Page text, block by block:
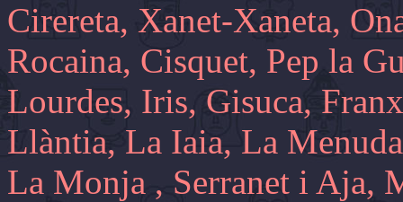
Cirereta, Xanet-Xaneta,
Rocaina, Cisquet, Pep la
Lourdes, Iris, Gisuca,
Llàntia, La Iaia, La
La Monja , Serranet i Aja,